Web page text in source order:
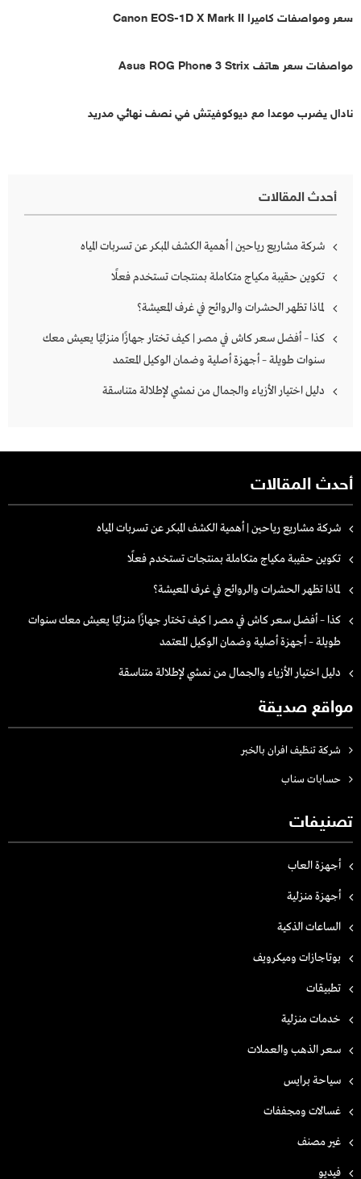
سعر ومواصفات كاميرا Canon EOS-1D X Mark II
مواصفات سعر هاتف Asus ROG Phone 3 Strix
نادال يضرب موعدا مع ديوكوفيتش في نصف نهائي مدريد
أحدث المقالات
شركة مشاريع رياحين | أهمية الكشف المبكر عن تسربات المياه
تكوين حقيبة مكياج متكاملة بمنتجات تستخدم فعلًا
لماذا تظهر الحشرات والروائح في غرف المعيشة؟
كذا – أفضل سعر كاش في مصر | كيف تختار جهازًا منزليًا يعيش معك
سنوات طويلة – أجهزة أصلية وضمان الوكيل المعتمد
دليل اختيار الأزياء والجمال من نمشي لإطلالة متناسقة
أحدث المقالات
شركة مشاريع رياحين | أهمية الكشف المبكر عن تسربات المياه
تكوين حقيبة مكياج متكاملة بمنتجات تستخدم فعلًا
لماذا تظهر الحشرات والروائح في غرف المعيشة؟
كذا – أفضل سعر كاش في مصر | كيف تختار جهازًا منزليًا يعيش معك سنوات
طويلة – أجهزة أصلية وضمان الوكيل المعتمد
دليل اختيار الأزياء والجمال من نمشي لإطلالة متناسقة
مواقع صديقة
شركة تنظيف افران بالخبر
حسابات سناب
تصنيفات
أجهزة العاب
أجهزة منزلية
الساعات الذكية
بوتاجازات وميكرويف
تطبيقات
خدمات منزلية
سعر الذهب والعملات
سياحة برايس
غسالات ومجففات
غير مصنف
فيديو